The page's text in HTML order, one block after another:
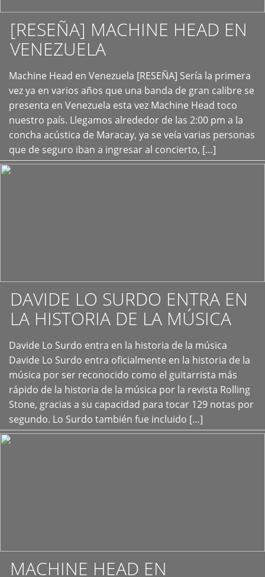
[RESEÑA] MACHINE HEAD EN
VENEZUELA
Machine Head en Venezuela [RESEÑA] Sería la primera
vez ya en varios años que una banda de gran calibre se
presenta en Venezuela esta vez Machine Head toco
nuestro país. Llegamos alrededor de las 2:00 pm a la
concha acústica de Maracay, ya se veía varias personas
que de seguro iban a ingresar al concierto, […]
+
DAVIDE LO SURDO ENTRA EN
LA HISTORIA DE LA MÚSICA
Davide Lo Surdo entra en la historia de la música
Davide Lo Surdo entra oficialmente en la historia de la
música por ser reconocido como el guitarrista más
rápido de la historia de la música por la revista Rolling
Stone, gracias a su capacidad para tocar 129 notas por
segundo. Lo Surdo también fue incluido […]
+
MACHINE HEAD EN